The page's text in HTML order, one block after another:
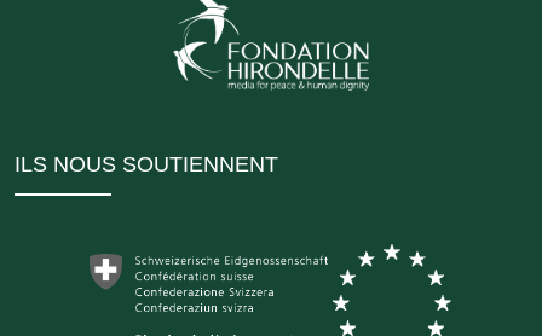
ILS NOUS SOUTIENNENT